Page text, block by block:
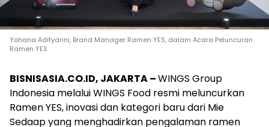
Yohana Adityarini, Brand Manager Ramen YES, dalam Acara Peluncuran
Ramen YES
BISNISASIA.CO.ID, JAKARTA –WINGS Group
Indonesia melalui WINGS Food resmi meluncurkan
Ramen YES, inovasi dan kategori baru dari Mie
Sedaap yang menghadirkan pengalaman ramen